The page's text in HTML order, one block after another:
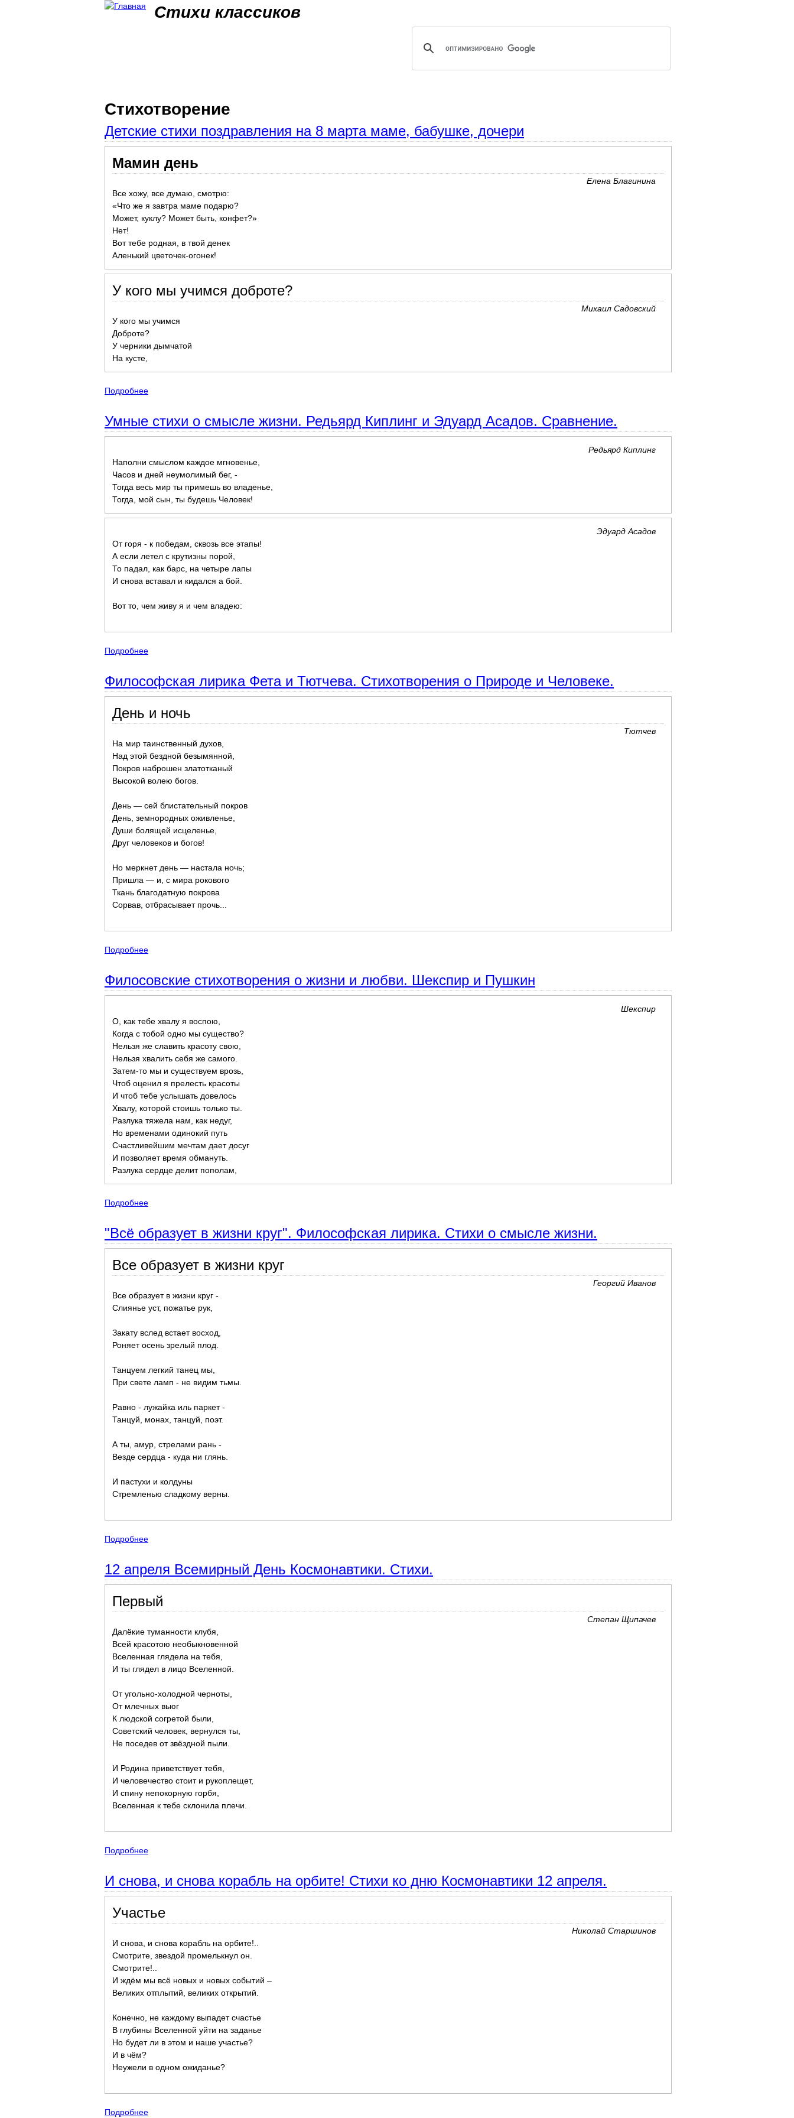
Стихи классиков
Стихотворение
Детские стихи поздравления на 8 марта маме, бабушке, дочери
Мамин день
Елена Благинина
Все хожу, все думаю, смотрю:
«Что же я завтра маме подарю?
Может, куклу? Может быть, конфет?»
Нет!
Вот тебе родная, в твой денек
Аленький цветочек-огонек!
У кого мы учимся доброте?
Михаил Садовский
У кого мы учимся
Доброте?
У черники дымчатой
На кусте,
Подробнее
Умные стихи о смысле жизни. Редьярд Киплинг и Эдуард Асадов. Сравнение.
Редьярд Киплинг
Наполни смыслом каждое мгновенье,
Часов и дней неумолимый бег, -
Тогда весь мир ты примешь во владенье,
Тогда, мой сын, ты будешь Человек!
Эдуард Асадов
От горя - к победам, сквозь все этапы!
А если летел с крутизны порой,
То падал, как барс, на четыре лапы
И снова вставал и кидался а бой.
Вот то, чем живу я и чем владею:
Подробнее
Философская лирика Фета и Тютчева. Стихотворения о Природе и Человеке.
День и ночь
Тютчев
На мир таинственный духов,
Над этой бездной безымянной,
Покров наброшен златотканый
Высокой волею богов.
День — сей блистательный покров
День, земнородных оживленье,
Души болящей исцеленье,
Друг человеков и богов!
Но меркнет день — настала ночь;
Пришла — и, с мира рокового
Ткань благодатную покрова
Сорвав, отбрасывает прочь...
Подробнее
Филосовские стихотворения о жизни и любви. Шекспир и Пушкин
Шекспир
О, как тебе хвалу я воспою,
Когда с тобой одно мы существо?
Нельзя же славить красоту свою,
Нельзя хвалить себя же самого.
Затем-то мы и существуем врозь,
Чтоб оценил я прелесть красоты
И чтоб тебе услышать довелось
Хвалу, которой стоишь только ты.
Разлука тяжела нам, как недуг,
Но временами одинокий путь
Счастливейшим мечтам дает досуг
И позволяет время обмануть.
Разлука сердце делит пополам,
Подробнее
"Всё образует в жизни круг". Философская лирика. Стихи о смысле жизни.
Все образует в жизни круг
Георгий Иванов
Все образует в жизни круг -
Слиянье уст, пожатье рук,
Закату вслед встает восход,
Роняет осень зрелый плод.
Танцуем легкий танец мы,
При свете ламп - не видим тьмы.
Равно - лужайка иль паркет -
Танцуй, монах, танцуй, поэт.
А ты, амур, стрелами рань -
Везде сердца - куда ни глянь.
И пастухи и колдуны
Стремленью сладкому верны.
Подробнее
12 апреля Всемирный День Космонавтики. Стихи.
Первый
Степан Щипачев
Далёкие туманности клубя,
Всей красотою необыкновенной
Вселенная глядела на тебя,
И ты глядел в лицо Вселенной.
От угольно-холодной черноты,
От млечных вьюг
К людской согретой были,
Советский человек, вернулся ты,
Не поседев от звёздной пыли.
И Родина приветствует тебя,
И человечество стоит и рукоплещет,
И спину непокорную горбя,
Вселенная к тебе склонила плечи.
Подробнее
И снова, и снова корабль на орбите! Стихи ко дню Космонавтики 12 апреля.
Участье
Николай Старшинов
И снова, и снова корабль на орбите!..
Смотрите, звездой промелькнул он.
Смотрите!..
И ждём мы всё новых и новых событий –
Великих отплытий, великих открытий.
Конечно, не каждому выпадет счастье
В глубины Вселенной уйти на заданье
Но будет ли в этом и наше участье?
И в чём?
Неужели в одном ожиданье?
Подробнее